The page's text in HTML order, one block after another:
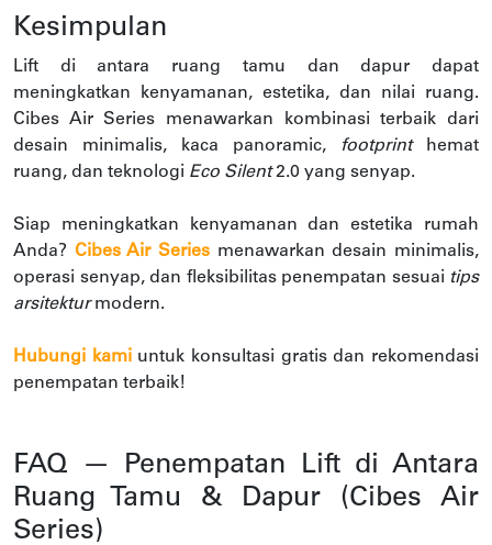
Kesimpulan
Lift di antara ruang tamu dan dapur dapat
meningkatkan kenyamanan, estetika, dan nilai ruang.
Cibes Air Series menawarkan kombinasi terbaik dari
desain minimalis, kaca panoramic,
footprint
hemat
ruang, dan teknologi Eco Silent 2.0 yang senyap.
Siap meningkatkan kenyamanan dan estetika rumah
Anda? Cibes Air Series menawarkan desain minimalis,
operasi senyap, dan fleksibilitas penempatan sesuai tips
arsitekturmodern.
Hubungi kami untuk konsultasi gratis dan rekomendasi
penempatan terbaik!
FAQ — Penempatan Lift di Antara
Ruang Tamu & Dapur (Cibes Air
Series)